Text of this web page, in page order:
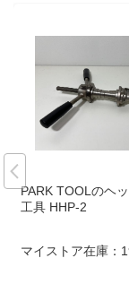
PARK TOOLのヘ
工具 HHP-2
マイストア在庫：